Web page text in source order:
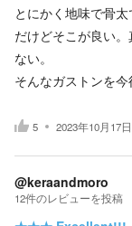
とにかく地味で骨
だけどそこが良い
ない。
そんなガストンを
5 2023年10月17
@keraandmoro
12件のレビューを投稿